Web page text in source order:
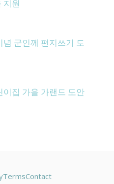
지원
념 군인께 편지쓰기 도
이집 가을 가랜드 도안
TermsContact